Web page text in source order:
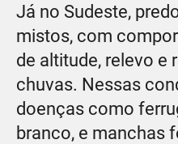
Já no Sudeste,
mistos, com
de altitude, relevo e
chuvas. Nessas
doenças como
branco, e manchas